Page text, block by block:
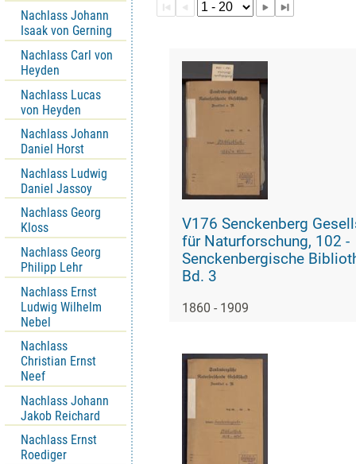
Nachlass Johann
Isaak von Gerning
Nachlass Carl von
Heyden
Nachlass Lucas
von Heyden
Nachlass Johann
Daniel Horst
Nachlass Ludwig
Daniel Jassoy
Nachlass Georg
Kloss
Nachlass Georg
Philipp Lehr
Nachlass Ernst
Ludwig Wilhelm
Nebel
Nachlass
Christian Ernst
Neef
Nachlass Johann
Jakob Reichard
Nachlass Ernst
Roediger
V176 Senckenberg
für Naturforschung, 102 -
Senckenbergische
Bd. 3
1860 - 1909